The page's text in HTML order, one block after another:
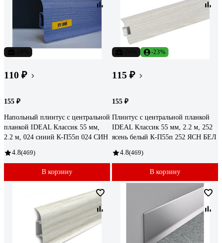
110 ₽
155 ₽
Напольный плинтус с центральной
планкой IDEAL Классик 55 мм,
2.2 м, 024 синий К-П55п 024 СИН
4.8(469)
В корзину
-23%
115 ₽
155 ₽
Плинтус с центральной планкой
IDEAL Классик 55 мм, 2.2 м, 252
ясень белый К-П55п 252 ЯСН БЕЛ
4.8(469)
В корзину